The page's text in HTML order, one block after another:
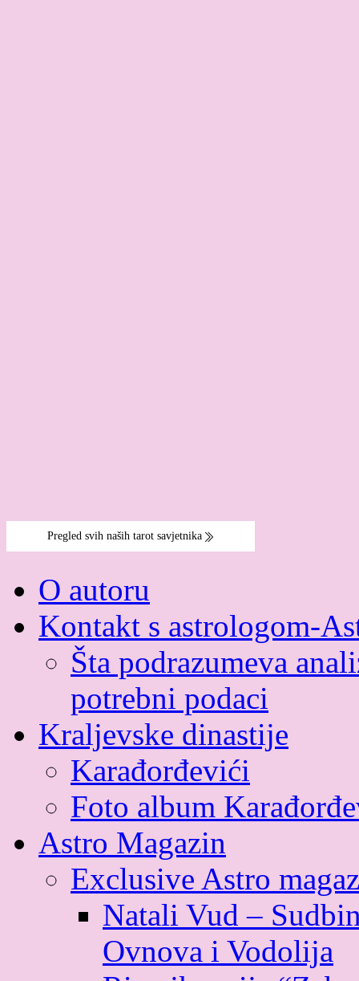
O autoru
Kontakt s astrologom-
Šta podrazumeva
potrebni podaci
Kraljevske dinastije
Karađorđevići
Foto album
Astro Magazin
Exclusive Astro
Natali Vud –
Ovnova i Vodolija